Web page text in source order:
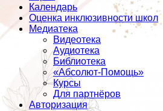
Календарь
Оценка инклюзивности школ
Медиатека
Видеотека
Аудиотека
Библиотека
«Абсолют-Помощь»
Курсы
Для партнёров
Авторизация